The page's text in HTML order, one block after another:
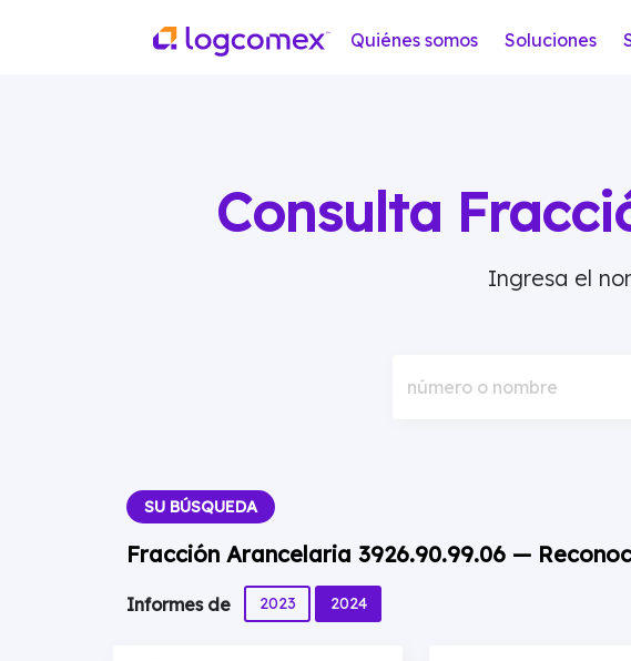
Quiénes somos Soluciones
Consulta
Ingresa el
número o nombre
SU BÚSQUEDA
Fracción Arancelaria 3926.90.99.06 —
Informes de 2023 2024